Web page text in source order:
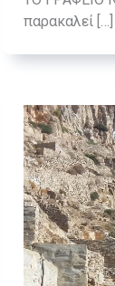
παρακαλεί […]